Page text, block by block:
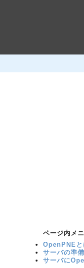
ページ内メ
OpenPNEと
サーバの準備
サーバに